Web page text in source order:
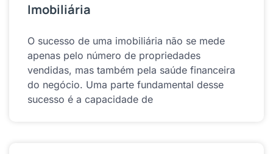
Imobiliária
O sucesso de uma imobiliária não se mede
apenas pelo número de propriedades
vendidas, mas também pela saúde financeira
do negócio. Uma parte fundamental desse
sucesso é a capacidade de